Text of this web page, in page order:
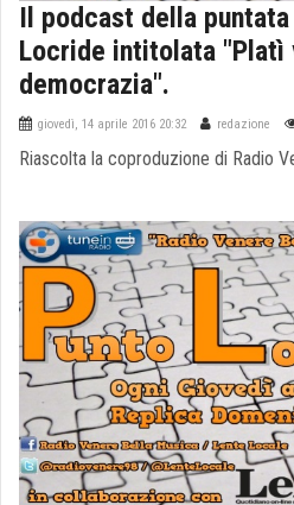
Il podcast della
Locride intitolata
democrazia".
giovedì, 14 aprile 2016 20:32 redazione
Riascolta la coproduzione di Radio